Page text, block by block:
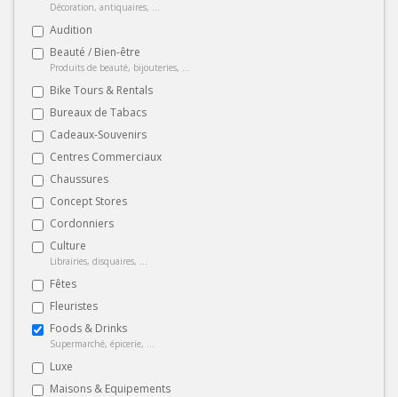
Décoration, antiquaires, ...
Audition
Beauté / Bien-être
Produits de beauté, bijouteries, ...
Bike Tours & Rentals
Bureaux de Tabacs
Cadeaux-Souvenirs
Centres Commerciaux
Chaussures
Concept Stores
Cordonniers
Culture
Librairies, disquaires, ...
Fêtes
Fleuristes
Foods & Drinks
Supermarché, épicerie, ...
Luxe
Maisons & Equipements